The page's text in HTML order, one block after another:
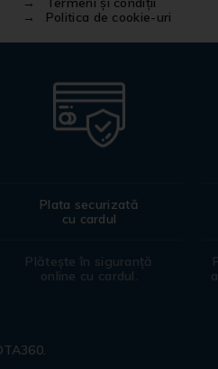
Politica de cookie-uri
Plata securizată
cu cardul
Plătește în siguranță
online cu cardul.